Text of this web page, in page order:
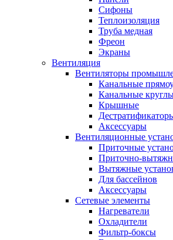
Сифоны
Теплоизоляция
Труба медная
Фреон
Экраны
Вентиляция
Вентиляторы
Канальные
Канальные
Крышные
Аксессуары
Вентиляционные
Приточные
Приточно-
Вытяжные
Для бассейнов
Аксессуары
Сетевые элементы
Нагреватели
Охладители
Фильтр-боксы